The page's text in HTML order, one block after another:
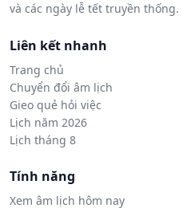
và các ngày lễ tết truyền thống.
Liên kết nhanh
Trang chủ
Chuyển đổi âm lịch
Gieo quẻ hỏi việc
Lịch năm 2026
Lịch tháng 8
Tính năng
Xem âm lịch hôm nay